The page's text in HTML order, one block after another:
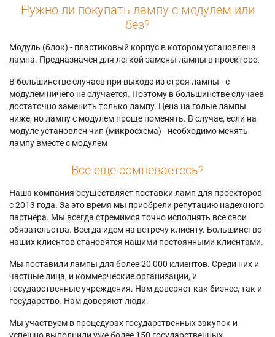
Нужно ли покупать лампу с модулем или
без?
Модуль (блок) - пластиковый корпус в котором установлена
лампа. Предназначен для легкой замены лампы в проекторе.
В большинстве случаев при выходе из строя лампы - с
модулем ничего не случается. Поэтому в большинстве случаев
достаточно заменить только лампу. Цена на голые лампы
ниже, но лампу с модулем проще поменять. В случае, если на
модуле установлен чип (микросхема) - необходимо менять
лампу вместе с модулем
Все еще сомневаетесь?
Наша компания осуществляет поставки ламп для проекторов
с 2013 года. За это время мы приобрели репутацию надежного
партнера. Мы всегда стремимся точно исполнять все свои
обязательства. Всегда идем на встречу клиенту. Большинство
наших клиентов становятся нашими постоянными клиентами.
Мы поставили лампы для более 20 000 клиентов. Среди них и
частные лица, и коммерческие организации, и
государственные учреждения. Нам доверяет как бизнес, так и
государство. Нам доверяют люди.
Мы участвуем в процедурах государственных закупок и